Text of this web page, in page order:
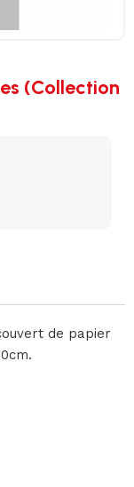
(Collection
de papier